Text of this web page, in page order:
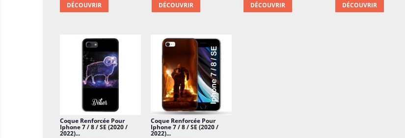
DÉCOUVRIR
DÉCOUVRIR
DÉCOUVRIR
DÉCOUVRIR
Coque Renforcée Pour
Iphone 7 / 8 / SE (2020 /
2022)...
Coque Renforcée Pour
Iphone 7 / 8 / SE (2020 /
2022)...